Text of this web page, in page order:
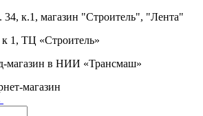
к.1, магазин "Строитель", "Лента"
1, ТЦ «Строитель»
магазин в НИИ «Трансмаш»
магазин